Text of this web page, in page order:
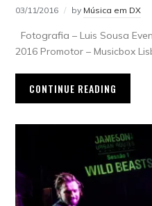
03/11/2016 by Música em DX
Fotografia – Luis Sousa
2016 Promotor – Musicbox
CONTINUE READING